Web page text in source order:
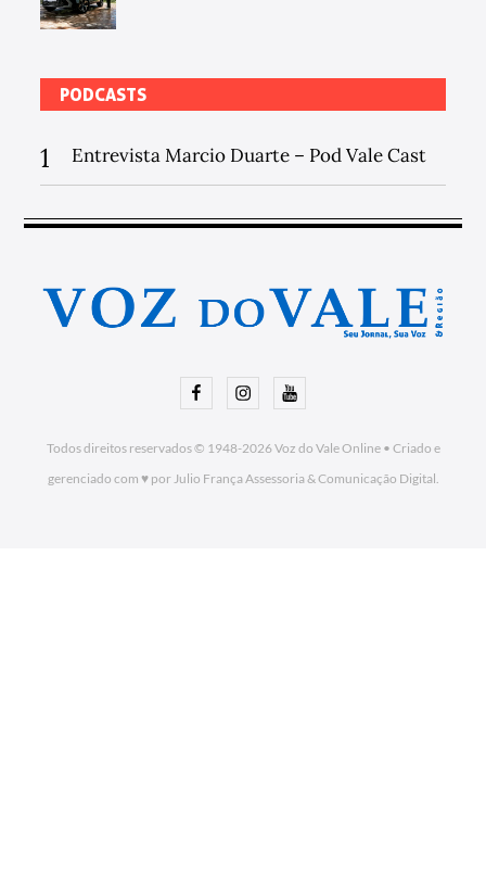
PODCASTS
1 Entrevista Marcio Duarte – Pod Vale Cast
FacebookInstagramYoutube
Todos direitos reservados © 1948-2026Voz do Vale Online• Criado e
gerenciado com ♥ por Julio França Assessoria& Comunicação Digital.